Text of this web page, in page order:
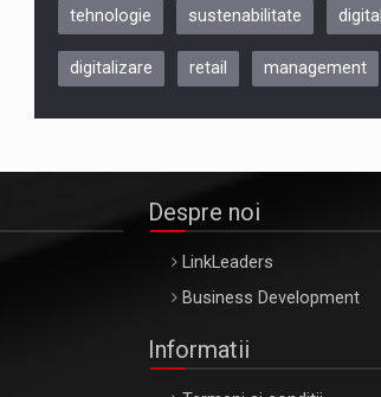
Oradea – 8 Oct 2026
tehnologie sustenabilitate digital
digitalizare retail management
Despre noi
LinkLeaders
Business Development
Informatii